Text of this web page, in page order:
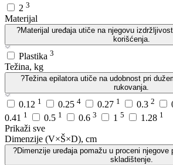
2 3
Materijal
?Materijal uređaja utiče na njegovu
korišćenja.
Plastika 3
Težina, kg
?Težina epilatora utiče na udobnost pri
rukovanja.
0.12 1 0.25 4 0.27 1 0.3 2
0.41 1 0.5 1 0.6 3 1 5 1.28 1
Prikaži sve
Dimenzije (V×Š×D), cm
?Dimenzije uređaja pomažu u proceni
skladištenje.